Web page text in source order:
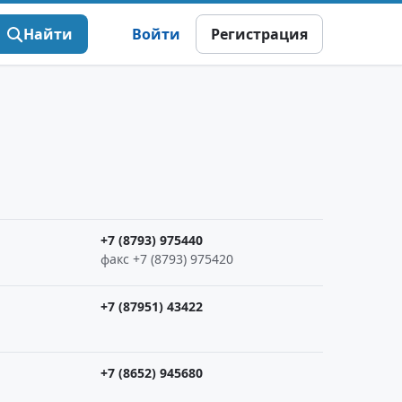
Найти Войти Регистрация
+7 (8793) 975440
факс +7 (8793) 975420
+7 (87951) 43422
+7 (8652) 945680